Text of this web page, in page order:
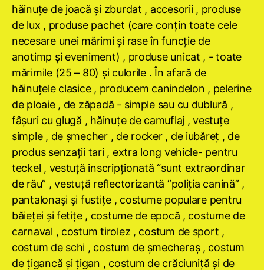
hăinuţe de joacă şi zburdat , accesorii , produse
de lux , produse pachet (care conţin toate cele
necesare unei mărimi şi rase în funcţie de
anotimp şi eveniment) , produse unicat , - toate
mărimile (25 – 80) şi culorile . În afară de
hăinuţele clasice , producem canindelon , pelerine
de ploaie , de zăpadă - simple sau cu dublură ,
fâşuri cu glugă , hăinuţe de camuflaj , vestuţe
simple , de şmecher , de rocker , de iubăreţ , de
produs senzaţii tari , extra long vehicle- pentru
teckel , vestuţă inscripţionată “sunt extraordinar
de rău” , vestuţă reflectorizantă ”poliţia canină” ,
pantalonaşi şi fustiţe , costume populare pentru
băieţei şi fetiţe , costume de epocă , costume de
carnaval , costum tirolez , costum de sport ,
costum de schi , costum de şmecheraş , costum
de ţigancă şi ţigan , costum de crăciuniţă şi de